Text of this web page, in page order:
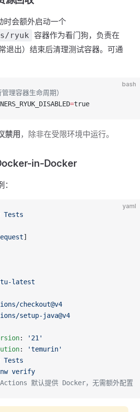
时会额外启动一个
ryuk
容器作为看门狗，负责在
退出）结束后清理测试容器。可通
bash
理容器生命周期）
=true
禁用 ，除非在受限环境中运行。
in-Docker
yaml
]
latest
checkout@v4
setup-java@v4
:
'21'
:
'temurin'
Tests
verify
默认提供 Docker，无需额外配置